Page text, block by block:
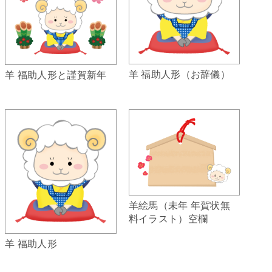
羊 福助人形と謹賀新年 羊 福助人形（お辞儀）
羊 福助人形
羊絵馬（未年 年賀状無
料イラスト）空欄